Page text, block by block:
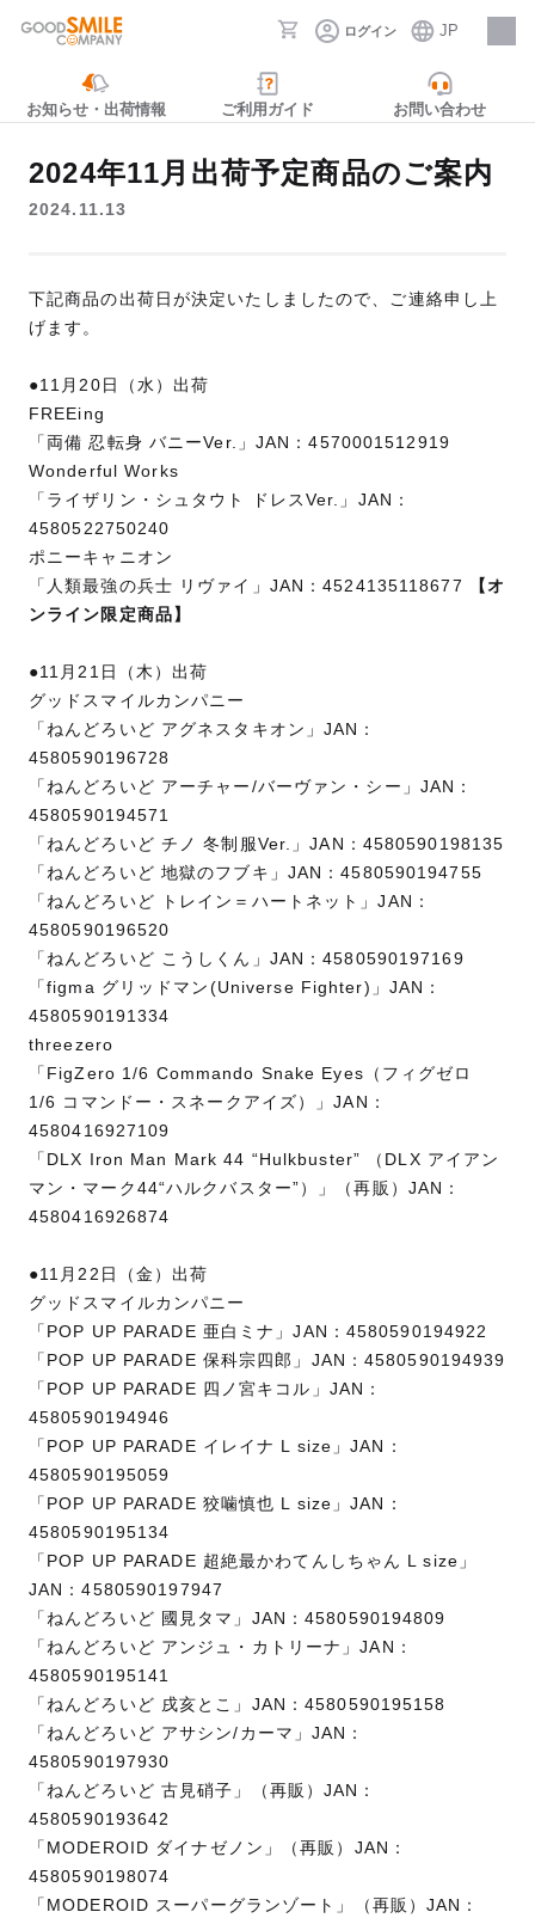
ログイン JP
採用情報
お知らせ・出荷情報 ご利用ガイド お問い合わせ
2024年11月出荷予定商品のご案内
2024.11.13
下記商品の出荷日が決定いたしましたので、ご連絡申し上
げます。
●11月20日（水）出荷
FREEing
「両備 忍転身 バニーVer.」JAN：4570001512919
Wonderful Works
「ライザリン・シュタウト ドレスVer.」JAN：
4580522750240
ポニーキャニオン
「人類最強の兵士 リヴァイ」JAN：4524135118677
【オ
ンライン限定商品】
●11月21日（木）出荷
グッドスマイルカンパニー
「ねんどろいど アグネスタキオン」JAN：
4580590196728
「ねんどろいど アーチャー/バーヴァン・シー」JAN：
4580590194571
「ねんどろいど チノ 冬制服Ver.」JAN：4580590198135
「ねんどろいど 地獄のフブキ」JAN：4580590194755
「ねんどろいど トレイン＝ハートネット」JAN：
4580590196520
「ねんどろいど こうしくん」JAN：4580590197169
「figma グリッドマン(Universe Fighter)」JAN：
4580590191334
threezero
「FigZero 1/6 Commando Snake Eyes（フィグゼロ
1/6 コマンドー・スネークアイズ）」JAN：
4580416927109
「DLX Iron Man Mark 44 “Hulkbuster” （DLX アイアン
マン・マーク44“ハルクバスター”）」（再販）JAN：
4580416926874
●11月22日（金）出荷
グッドスマイルカンパニー
「POP UP PARADE 亜白ミナ」JAN：4580590194922
「POP UP PARADE 保科宗四郎」JAN：4580590194939
「POP UP PARADE 四ノ宮キコル」JAN：
4580590194946
「POP UP PARADE イレイナ L size」JAN：
4580590195059
「POP UP PARADE 狡噛慎也 L size」JAN：
4580590195134
「POP UP PARADE 超絶最かわてんしちゃん L size」
JAN：4580590197947
「ねんどろいど 國見タマ」JAN：4580590194809
「ねんどろいど アンジュ・カトリーナ」JAN：
4580590195141
「ねんどろいど 戌亥とこ」JAN：4580590195158
「ねんどろいど アサシン/カーマ」JAN：
4580590197930
「ねんどろいど 古見硝子」（再販）JAN：
4580590193642
「MODEROID ダイナゼノン」（再販）JAN：
4580590198074
「MODEROID スーパーグランゾート」（再販）JAN：